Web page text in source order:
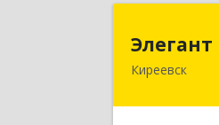
Элегант
Киреевск